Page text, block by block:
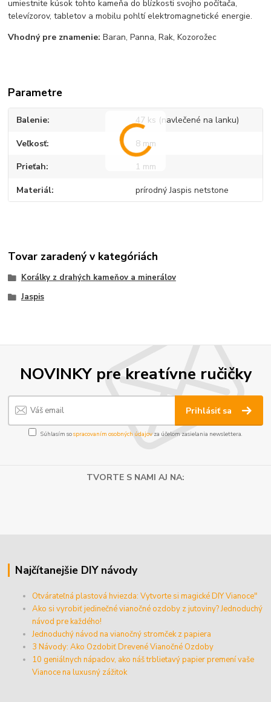
umiestnite kúsok tohto kameňa do blízkosti svojho počítača,
televízorov, tabletov a mobilu pohltí elektromagnetické energie.
Vhodný pre znamenie: Baran, Panna, Rak, Kozorožec
Parametre
Balenie 47 ks (navlečené na lanku)
Veľkosť 8 mm
Prieťah 1 mm
Materiál prírodný Jaspis netstone
Tovar zaradený v kategóriách
Korálky z drahých kameňov a minerálov
Jaspis
NOVINKY pre kreatívne ručičky
Prihlásiť sa
Súhlasím sospracovaním osobných údajov za účelom zasielania newslettera.
TVORTE S NAMI AJ NA:
Najčítanejšie DIY návody
Otvárateľná plastová hviezda: Vytvorte si magické DIY Vianoce"
Ako si vyrobiť jedinečné vianočné ozdoby z jutoviny? Jednoduchý
návod pre každého!
Jednoduchý návod na vianočný stromček z papiera
3 Návody: Ako Ozdobiť Drevené Vianočné Ozdoby
10 geniálnych nápadov, ako náš trblietavý papier premení vaše
Vianoce na luxusný zážitok